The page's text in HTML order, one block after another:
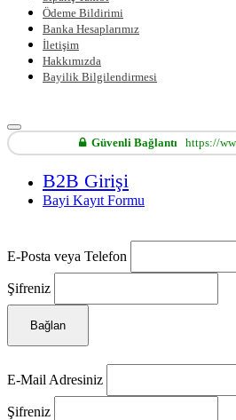
Ödeme Bildirimi
Banka Hesaplarımız
İletişim
Hakkımızda
Bayilik Bilgilendirmesi
Güvenli Bağlantıhttps://
B2B Girişi
Bayi Kayıt Formu
E-Posta veya Telefon
Şifreniz
Bağlan
E-Mail Adresiniz
Şifreniz